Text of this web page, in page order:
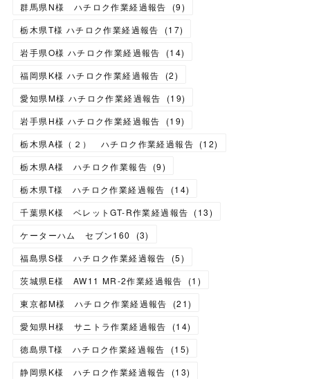
群馬県N様 ハチロク作業経過報告
(9)
栃木県T様 ハチロク作業経過報告
(17)
岩手県O様 ハチロク作業経過報告
(14)
福岡県K様 ハチロク作業経過報告
(2)
愛知県M様 ハチロク作業経過報告
(19)
岩手県H様 ハチロク作業経過報告
(19)
栃木県A様（２） ハチロク作業経過報告 (12)
栃木県A様 ハチロク作業報告 (9)
栃木県T様 ハチロク作業経過報告
(14)
千葉県K様 ベレットGT-R作業経過報告 (13)
ケーターハム セブン160
(3)
福島県S様 ハチロク作業経過報告
(5)
茨城県E様 AW11 MR-2作業経過報告
(1 )
東京都M様 ハチロク作業経過報告
(21)
愛知県H様 サニトラ作業経過報告
(14)
徳島県T様 ハチロク作業経過報告
(15)
静岡県K様 ハチロク作業経過報告
(13)